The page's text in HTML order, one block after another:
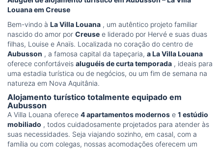
Louana em Creuse
Bem-vindo à La Villa Louana , um autêntico projeto familiar
nascido do amor por Creuse e liderado por Hervé e suas duas
filhas, Louise e Anaïs. Localizada no coração do centro de
Aubusson , a famosa capital da tapeçaria, a La Villa Louana
oferece confortáveis aluguéis de curta temporada , ideais para
uma estadia turística ou de negócios, ou um fim de semana na
natureza em Nova Aquitânia.
Alojamento turístico totalmente equipado em
Aubusson
A Villa Louana oferece 4 apartamentos modernos e 1 estúdio
mobiliado , todos cuidadosamente projetados para atender às
suas necessidades. Seja viajando sozinho, em casal, com a
família ou com colegas, nossas acomodações oferecem um